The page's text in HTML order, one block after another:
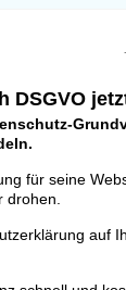
DSGVO
für seine
auf